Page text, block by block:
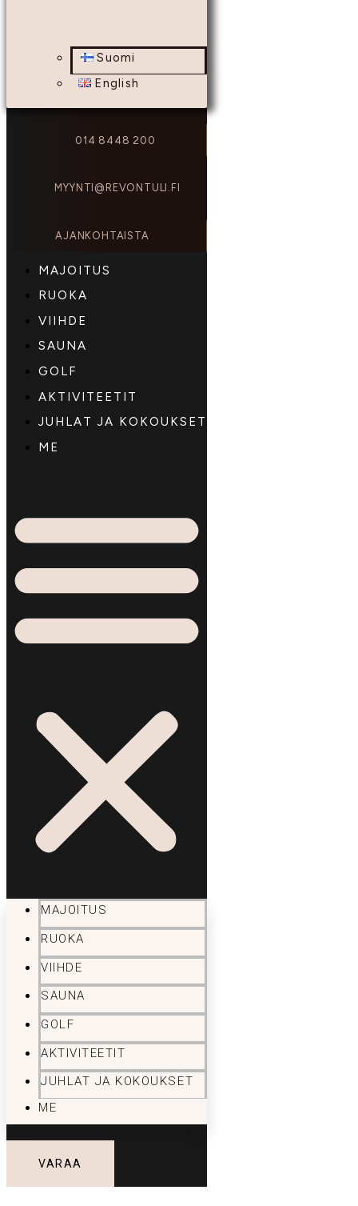
Suomi
English
014 8448 200
MYYNTI@REVONTULI.FI
AJANKOHTAISTA
MAJOITUS
RUOKA
VIIHDE
SAUNA
GOLF
AKTIVITEETIT
JUHLAT JA KOKOUKSET
ME
MAJOITUS
RUOKA
VIIHDE
SAUNA
GOLF
AKTIVITEETIT
JUHLAT JA KOKOUKSET
ME
VARAA